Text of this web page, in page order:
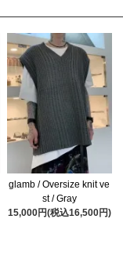
glamb / Oversize knit ve
st / Gray
15,000円(税込16,500円)